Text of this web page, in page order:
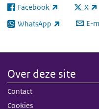
Facebook
(externe link) X
WhatsApp
(externe link) E-
Over deze site
Contact
Cookies